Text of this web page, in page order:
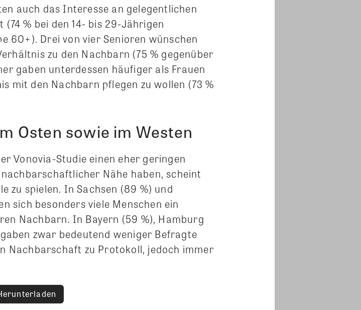
auch das Interesse an gelegentlichen
% bei den 14- bis 29-Jährigen
60+). Drei von vier Senioren wünschen
zu den Nachbarn (75 % gegenüber
gaben unterdessen häufiger als Frauen
mit den Nachbarn pflegen zu wollen (73 %
Osten sowie im Westen
Vonovia-Studie einen eher geringen
Nähe haben, scheint
zu spielen. In Sachsen (89 %) und
sich besonders viele Menschen ein
Nachbarn. In Bayern (59 %), Hamburg
zwar bedeutend weniger Befragte
Nachbarschaft zu Protokoll, jedoch immer